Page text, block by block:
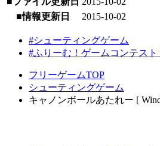
■情報更新日
2015-10-02
#シューティングゲーム
#ふりーむ！ゲームコンテスト
フリーゲームTOP
シューティングゲーム
キャノンボールあたれー [